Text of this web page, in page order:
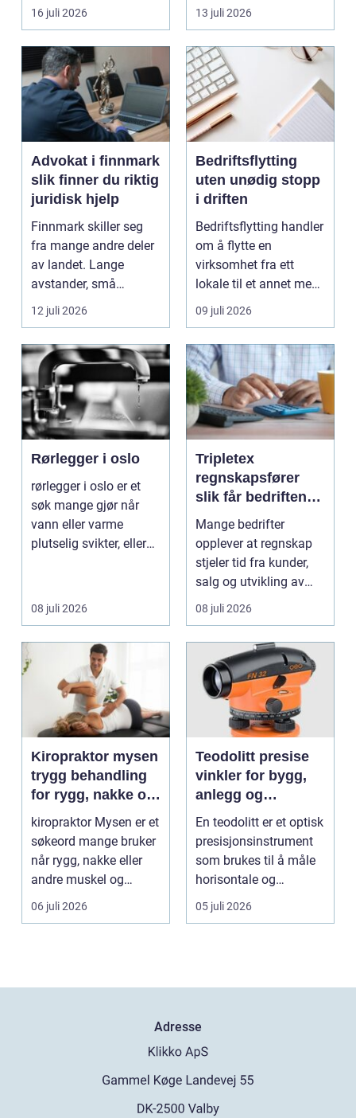
båten bedre far...
16 juli 2026
oppholdsrom nær
hagen, ogs...
13 juli 2026
Advokat i finnmark
slik finner du riktig
juridisk hjelp
Finnmark skiller seg
fra mange andre deler
av landet. Lange
avstander, små
lokalsamfunn, sterk
tilkn...
12 juli 2026
Bedriftsflytting
uten unødig stopp
i driften
Bedriftsflytting handler
om å flytte en
virksomhet fra ett
lokale til et annet med
minst mulig...
09 juli 2026
Rørlegger i oslo
rørlegger i oslo er et
søk mange gjør når
vann eller varme
plutselig svikter, eller
08 juli 2026
Tripletex
regnskapsfører
slik får bedriften
mer ut av
regnskapet
Mange bedrifter
opplever at regnskap
stjeler tid fra kunder,
salg og utvikling av
virksomheten. Samt...
08 juli 2026
Kiropraktor mysen
trygg behandling
for rygg, nakke og
ledd
kiropraktor Mysen er et
søkeord mange bruker
når rygg, nakke eller
andre muskel og
leddplager begynn...
06 juli 2026
Teodolitt presise
vinkler for bygg,
anlegg og
kartlegging
En teodolitt er et optisk
presisjonsinstrument
som brukes til å måle
horisontale og
vertikale vinkle...
05 juli 2026
Adresse